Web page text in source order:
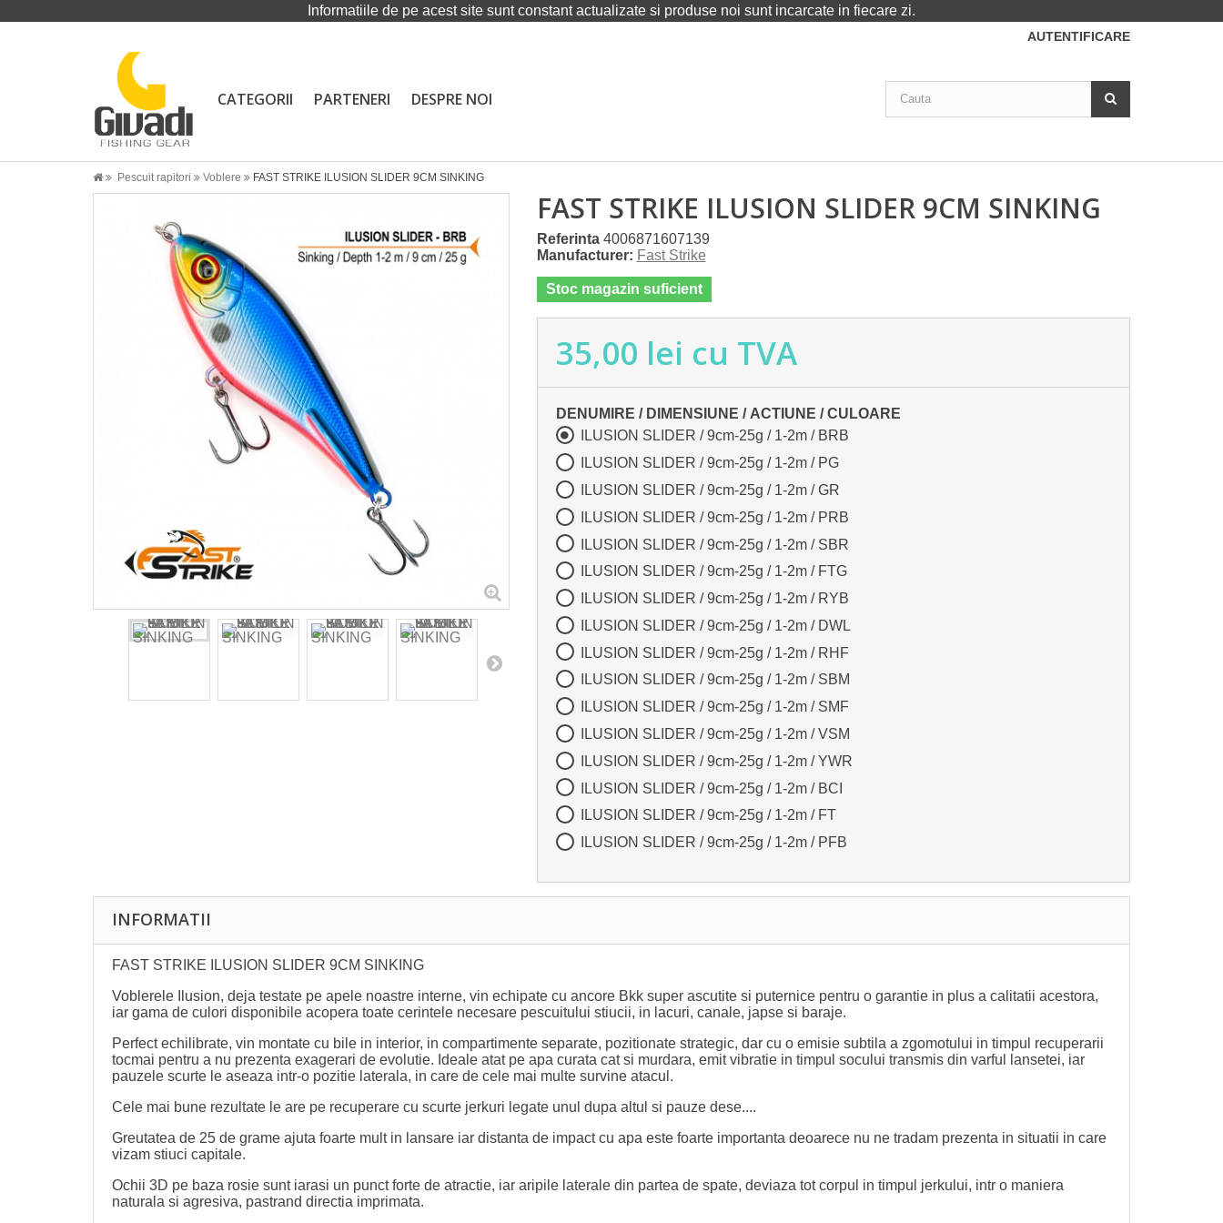
Informatiile de pe acest site sunt constant actualizate si produse noi sunt incarcate in fiecare zi.
AUTENTIFICARE
CATEGORII PARTENERI DESPRE NOI
Pescuit rapitori Voblere FAST STRIKE ILUSION SLIDER 9CM SINKING
FAST STRIKE ILUSION SLIDER 9CM SINKING
Referinta 4006871607139
Manufacturer: Fast Strike
Stoc magazin suficient
35,00 lei cu TVA
DENUMIRE / DIMENSIUNE / ACTIUNE / CULOARE
ILUSION SLIDER / 9cm-25g / 1-2m / BRB
ILUSION SLIDER / 9cm-25g / 1-2m / PG
ILUSION SLIDER / 9cm-25g / 1-2m / GR
ILUSION SLIDER / 9cm-25g / 1-2m / PRB
ILUSION SLIDER / 9cm-25g / 1-2m / SBR
ILUSION SLIDER / 9cm-25g / 1-2m / FTG
ILUSION SLIDER / 9cm-25g / 1-2m / RYB
ILUSION SLIDER / 9cm-25g / 1-2m / DWL
ILUSION SLIDER / 9cm-25g / 1-2m / RHF
ILUSION SLIDER / 9cm-25g / 1-2m / SBM
ILUSION SLIDER / 9cm-25g / 1-2m / SMF
ILUSION SLIDER / 9cm-25g / 1-2m / VSM
ILUSION SLIDER / 9cm-25g / 1-2m / YWR
ILUSION SLIDER / 9cm-25g / 1-2m / BCI
ILUSION SLIDER / 9cm-25g / 1-2m / FT
ILUSION SLIDER / 9cm-25g / 1-2m / PFB
INFORMATII
FAST STRIKE ILUSION SLIDER 9CM SINKING
Voblerele Ilusion, deja testate pe apele noastre interne, vin echipate cu ancore Bkk super ascutite si puternice pentru o garantie in plus a calitatii acestora,
iar gama de culori disponibile acopera toate cerintele necesare pescuitului stiucii, in lacuri, canale, japse si baraje.
Perfect echilibrate, vin montate cu bile in interior, in compartimente separate, pozitionate strategic, dar cu o emisie subtila a zgomotului in timpul recuperarii
tocmai pentru a nu prezenta exagerari de evolutie. Ideale atat pe apa curata cat si murdara, emit vibratie in timpul socului transmis din varful lansetei, iar
pauzele scurte le aseaza intr-o pozitie laterala, in care de cele mai multe survine atacul.
Cele mai bune rezultate le are pe recuperare cu scurte jerkuri legate unul dupa altul si pauze dese....
Greutatea de 25 de grame ajuta foarte mult in lansare iar distanta de impact cu apa este foarte importanta deoarece nu ne tradam prezenta in situatii in care
vizam stiuci capitale.
Ochii 3D pe baza rosie sunt iarasi un punct forte de atractie, iar aripile laterale din partea de spate, deviaza tot corpul in timpul jerkului, intr o maniera
naturala si agresiva, pastrand directia imprimata.